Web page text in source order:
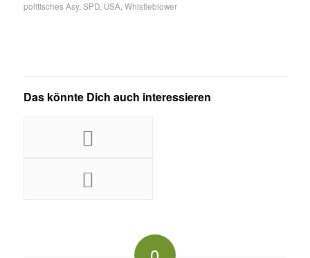
politisches Asy,SPD, USA,Whistleblower
Das könnte Dich auch interessieren